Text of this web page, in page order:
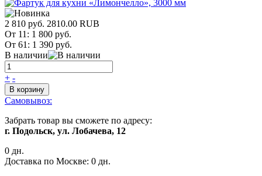
2 810 руб. 2810.00 RUB
От 11: 1 800 руб.
От 61: 1 390 руб.
В наличии
+ -
В корзину
Самовывоз:
Забрать товар вы сможете по адресу:
г. Подольск, ул. Лобачева, 12
0 дн.
Доставка по Москве: 0 дн.